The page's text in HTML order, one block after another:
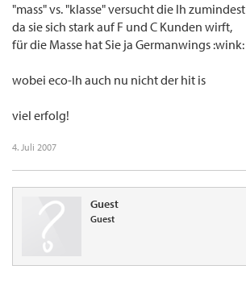
Vielen Dank für die Hilfe
"mass" vs. "klasse" versucht die lh zumindest
da sie sich stark auf F und C Kunden wirft,
für die Masse hat Sie ja Germanwings :wink:
wobei eco-lh auch nu nicht der hit is
viel erfolg!
4. Juli 2007
Guest
Guest